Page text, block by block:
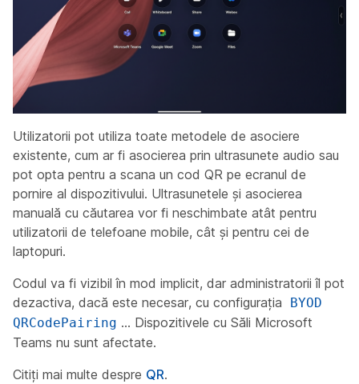
Utilizatorii pot utiliza toate metodele de asociere
existente, cum ar fi asocierea prin ultrasunete audio sau
pot opta pentru a scana un cod QR pe ecranul de
pornire al dispozitivului. Ultrasunetele și asocierea
manuală cu căutarea vor fi neschimbate atât pentru
utilizatorii de telefoane mobile, cât și pentru cei de
laptopuri.
Codul va fi vizibil în mod implicit, dar administratorii îl pot
dezactiva, dacă este necesar, cu configurația
BYOD
QRCodePairing ... Dispozitivele cu Săli Microsoft
Teams nu sunt afectate.
Citiți mai multe despre QR.